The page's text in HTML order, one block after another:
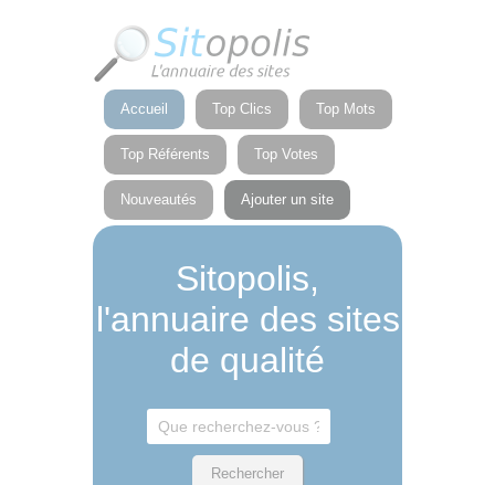
Accueil Top Clics Top Mots
Top Référents Top Votes
Nouveautés Ajouter un site
Sitopolis,
l'annuaire des sites
de qualité